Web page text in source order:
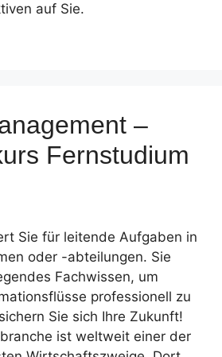
auf Sie.
–
Fernstudium
Sie für leitende Aufgaben in
oder -abteilungen. Sie
Fachwissen, um
professionell zu
Sie sich Ihre Zukunft!
ist weltweit einer der